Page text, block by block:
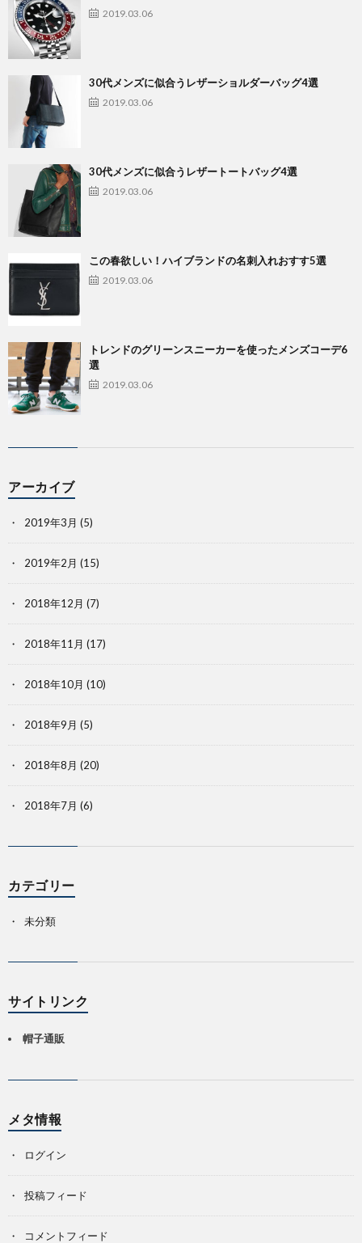
2019.03.06
30代メンズに似合うレザーショルダーバッグ4選
2019.03.06
30代メンズに似合うレザートートバッグ4選
2019.03.06
この春欲しい！ハイブランドの名刺入れおすす5選
2019.03.06
トレンドのグリーンスニーカーを使ったメンズコーデ6
選
2019.03.06
アーカイブ
2019年3月 (5)
2019年2月 (15)
2018年12月 (7)
2018年11月 (17)
2018年10月 (10)
2018年9月 (5)
2018年8月 (20)
2018年7月 (6)
カテゴリー
未分類
サイトリンク
帽子通販
メタ情報
ログイン
投稿フィード
コメントフィード